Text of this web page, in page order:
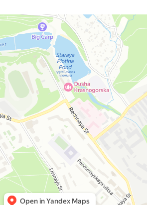
Москва
Яндекс Карты — транспорт, навигация, поиск